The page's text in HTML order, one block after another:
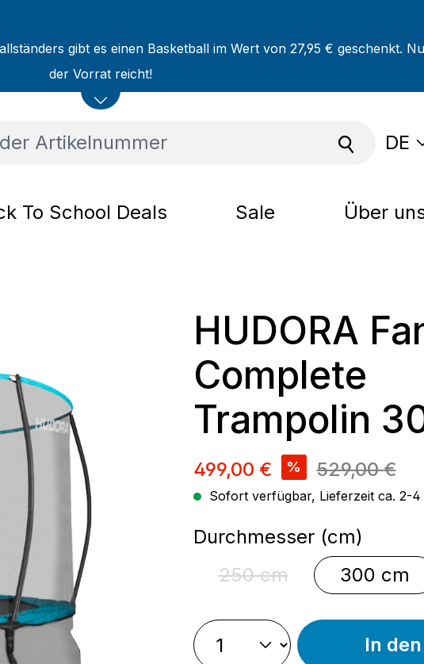
gibt es einen Basketball im Wert von 27,95 € geschenkt.
der Vorrat reicht!
DE
To School Deals Sale Über
HUDORA
Complete
Trampolin
Verkaufspreis:
499,00 € % 529,00 €
Sofort verfügbar, Lieferzeit ca. 2-4
Durchmesser (cm)
250 cm(Diese Option ist zurzeit
300 cm
In